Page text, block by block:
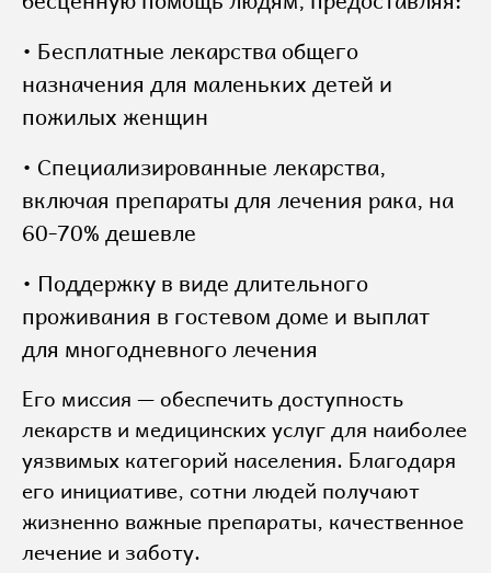
• Бесплатные лекарства общего
назначения для маленьких детей и
пожилых женщин
• Специализированные лекарства,
включая препараты для лечения рака, на
60-70% дешевле
• Поддержку в виде длительного
проживания в гостевом доме и выплат
для многодневного лечения
Его миссия — обеспечить доступность
лекарств и медицинских услуг для наиболее
уязвимых категорий населения. Благодаря
его инициативе, сотни людей получают
жизненно важные препараты, качественное
лечение и заботу.